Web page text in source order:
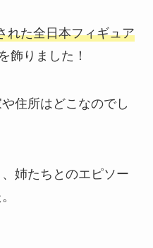
れた全日本フィギュア
飾りました！
住所はどこなのでし
姉たちとのエピソー